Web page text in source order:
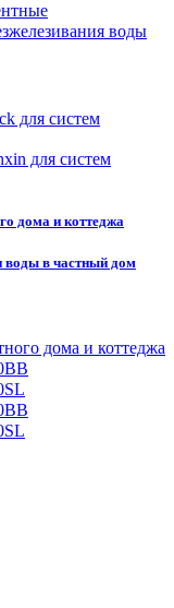
воды
для систем
для систем
дома и коттеджа
воды в частный дом
дома и коттеджа